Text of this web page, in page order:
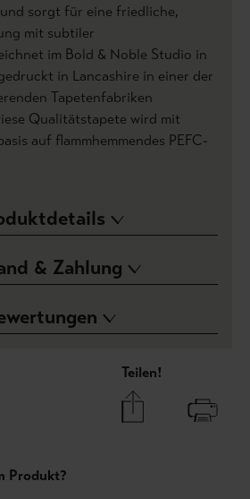
sorgt für eine friedliche,
mit subtiler
im Bold & Noble Studio in
in Lancashire in einer der
Tapetenfabriken
Qualitätstapete wird mit
auf flammhemmendes PEFC-
& Zahlung
Teilen!
Produkt?